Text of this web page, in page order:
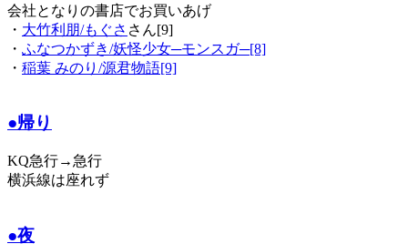
会社となりの書店でお買いあげ
・ 大竹利朋/も ぐさ さん[9]
・ ふなつかずき/妖怪少女─モンスガ─[8]
・ 稲葉 みのり/源君物語[9]
●帰り
KQ急行→急行
横浜線は座れず
●夜